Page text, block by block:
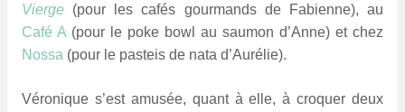
Vierge (pour les cafés gourmands de Fabienne), au
Café A (pour le poke bowl au saumon d’Anne) et chez
Nossa (pour le pasteis de nata d’Aurélie).
Véronique s’est amusée, quant à elle, à croquer deux